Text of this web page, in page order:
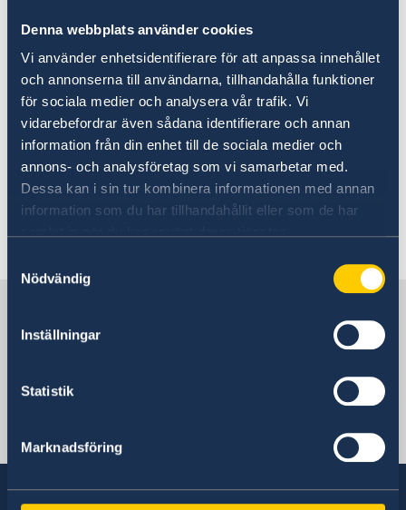
Denna webbplats använder cookies
Vi använder enhetsidentifierare för att anpassa innehållet
och annonserna till användarna, tillhandahålla funktioner
för sociala medier och analysera vår trafik. Vi
vidarebefordrar även sådana identifierare och annan
information från din enhet till de sociala medier och
annons- och analysföretag som vi samarbetar med.
Dessa kan i sin tur kombinera informationen med annan
information som du har tillhandahållit eller som de har
Nödvändig
Inställningar
Statistik
Marknadsföring
Ambassadens reseinformation
Allmänna säkerhetsläget
Terrorism
Naturförhållanden och katastrofer
In- och utresebestämmelser
Dubbla medborgarskap
Hälso- och sjukvård
Lokala lagar och sedvänjor
Kriminalitet och personlig säkerhet
Inför resan
Pass och ID-kort
Om olyckan är framme
Hur kan jag bli kontaktad i en katastrofsituation
Sveriges ambassad i Moskva
Pass utomlands
Här finns grundläggande information som
gäller för alla länder. I vissa länder gäller
dessutom ytterligare villkor. Kontakta ansvarig
ambassad för mer information.
Läs mer